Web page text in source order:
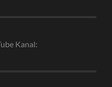
Kanal: